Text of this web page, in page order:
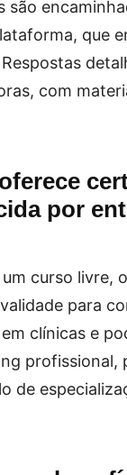
são
que
com
por
um curso livre,
para
clínicas e
profissional,
de